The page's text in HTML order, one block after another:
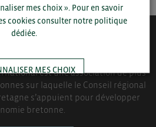
est une association de plus
sur laquelle le Conseil régional
s’appuient pour développer
bretonne.
mes choix ». Pour en savoir
cookies consulter notre politique
dédiée.
MES CHOIX
ACCEPTER